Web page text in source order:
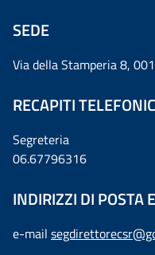
SEDE
Via della Stamperia 8,
RECAPITI
Segreteria
06.67796316
INDIRIZZI DI POSTA
e-mail